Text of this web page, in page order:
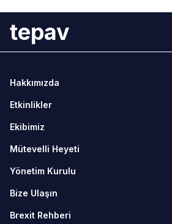
tepav
Hakkımızda
Etkinlikler
Ekibimiz
Mütevelli Heyeti
Yönetim Kurulu
Bize Ulaşın
Brexit Rehberi